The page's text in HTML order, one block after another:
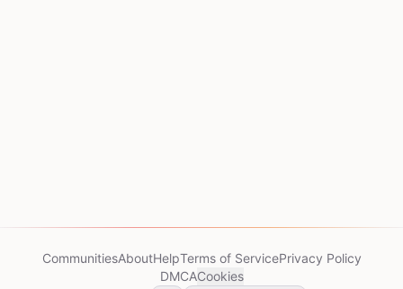
CommunitiesAboutHelpTerms of ServicePrivacy Policy
DMCACookies